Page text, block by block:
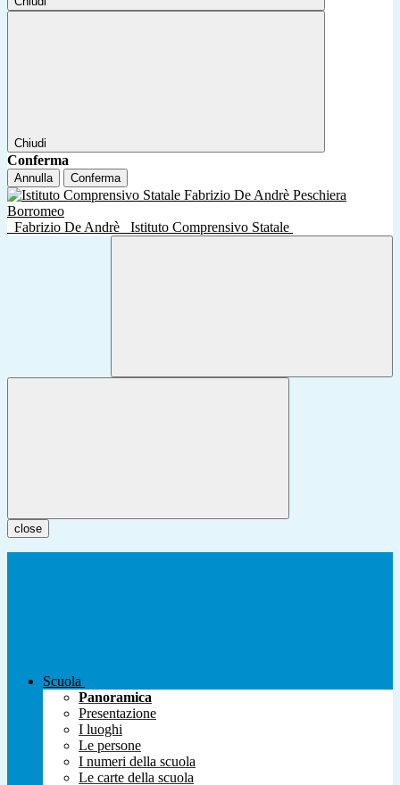
Chiudi
Conferma
Annulla Conferma
Fabrizio De Andrè Istituto Comprensivo Statale
close
Scuola
Panoramica
Presentazione
I luoghi
Le persone
I numeri della scuola
Le carte della scuola